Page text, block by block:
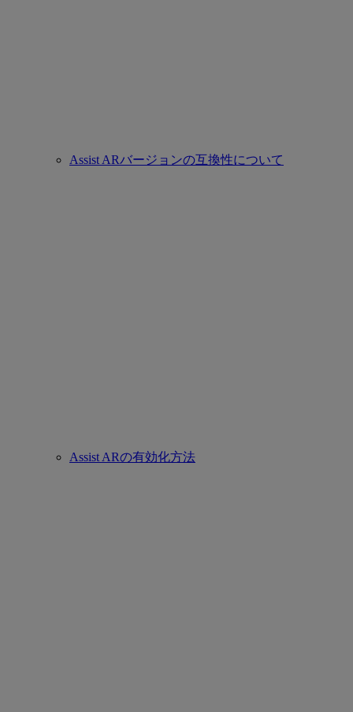
Assist ARバージョンの互換性について
Assist ARの有効化方法